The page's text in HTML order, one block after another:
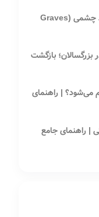
هر آنچه باید درباره جراحی تیروئید چشمی (Graves
بزرگسالان؛ بازگشت
می‌شود؟ | راهنمای
| راهنمای جامع